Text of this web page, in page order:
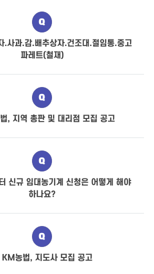
질문
.사과.감.배추상자.건조대.절임통.중고
파레트(철재)
질문
, 지역 총판 및 대리점 모집 공고
질문
신규 임대농기계 신청은 어떻게 해야
하나요?
질문
농법, 지도사 모집 공고